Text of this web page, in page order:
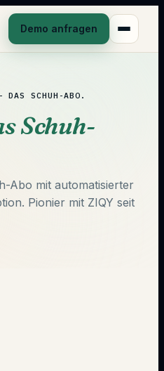
Demo anfragen
DAS SCHUH-ABO.
Schuh-
Abo mit automatisierter
Pionier mit ZIQY seit